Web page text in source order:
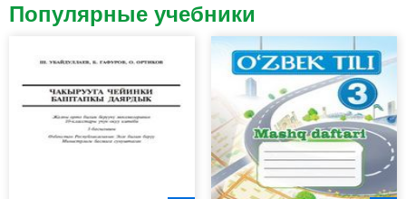
Популярные учебники